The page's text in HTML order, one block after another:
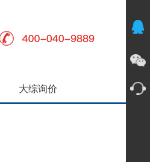
大综询价